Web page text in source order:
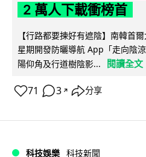
2 萬人下載衝榜首
【行路都要揀好有遮陰】南韓首
星期開發防曬導航 App「走向陰
陽仰角及行道樹陰影...
閱讀全文
71 3 ↗ 分享
科技娛樂 科技新聞